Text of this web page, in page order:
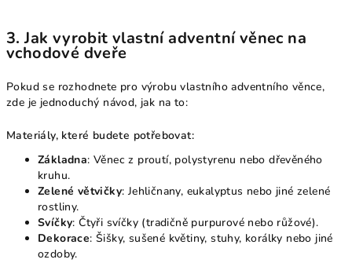
3.Jak vyrobit vlastní adventní věnec na
vchodové dveře
Pokud se rozhodnete pro výrobu vlastního adventního věnce,
zde je jednoduchý návod, jak na to:
Materiály, které budete potřebovat:
Základna: Věnec z proutí, polystyrenu nebo dřevěného
kruhu.
Zelené větvičky: Jehličnany, eukalyptus nebo jiné zelené
rostliny.
Svíčky: Čtyři svíčky (tradičně purpurové nebo růžové).
Dekorace: Šišky, sušené květiny, stuhy, korálky nebo jiné
ozdoby.